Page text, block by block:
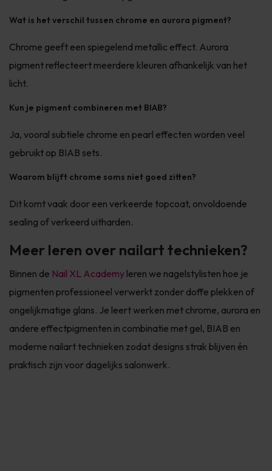
Wat is het verschil tussen chrome en aurora pigment?
Chrome geeft een spiegelend metallic effect. Aurora
pigment reflecteert meerdere kleuren afhankelijk van het
licht.
Kun je pigment combineren met BIAB?
Ja, vooral subtiele chrome en pearl effecten worden veel
gebruikt op BIAB sets.
Waarom blijft chrome soms niet goed zitten?
Dit komt vaak door een verkeerde topcoat, onvoldoende
sealing of verkeerd uitharden.
Meer leren over nailart technieken?
Binnen de Nail XL Academy leren we nagelstylisten hoe je
pigmenten professioneel verwerkt zonder doffe plekken of
ongelijkmatige glans. Je leert werken met chrome, aurora en
andere effectpigmenten in combinatie met gel, BIAB en
moderne nailart technieken zodat designs strak blijven én
praktisch zijn voor dagelijks salonwerk.